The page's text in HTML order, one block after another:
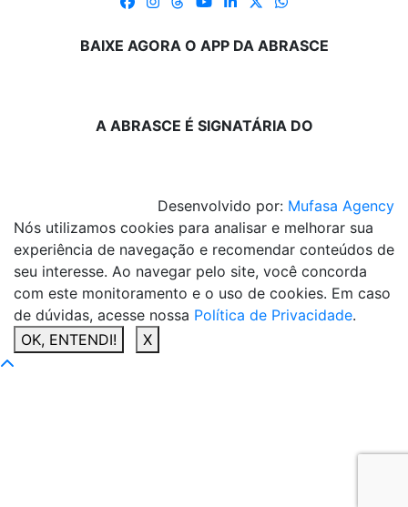
BAIXE AGORA O APP DA ABRASCE
A ABRASCE É SIGNATÁRIA DO
Desenvolvido por: Mufasa Agency
Nós utilizamos cookies para analisar e melhorar sua
experiência de navegação e recomendar conteúdos de
seu interesse. Ao navegar pelo site, você concorda
com este monitoramento e o uso de cookies. Em caso
de dúvidas, acesse nossa Política de Privacidade.
OK, ENTENDI!
X